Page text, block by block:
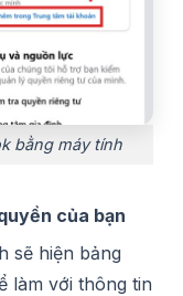
bằng máy tính
của bạn
sẽ hiện bảng
làm với thông tin